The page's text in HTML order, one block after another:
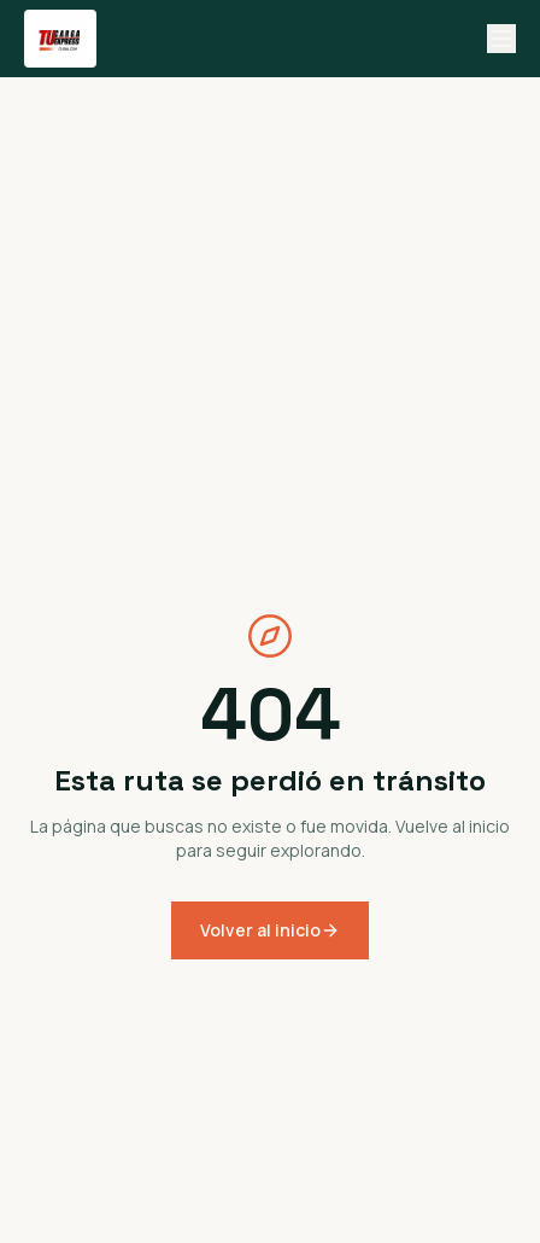
404
Esta ruta se perdió en tránsito
La página que buscas no existe o fue movida. Vuelve al inicio
para seguir explorando.
Volver al inicio